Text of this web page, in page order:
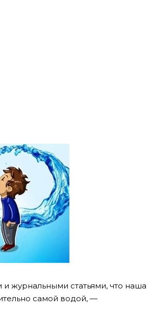
журнальными статьями, что наша
самой водой, —